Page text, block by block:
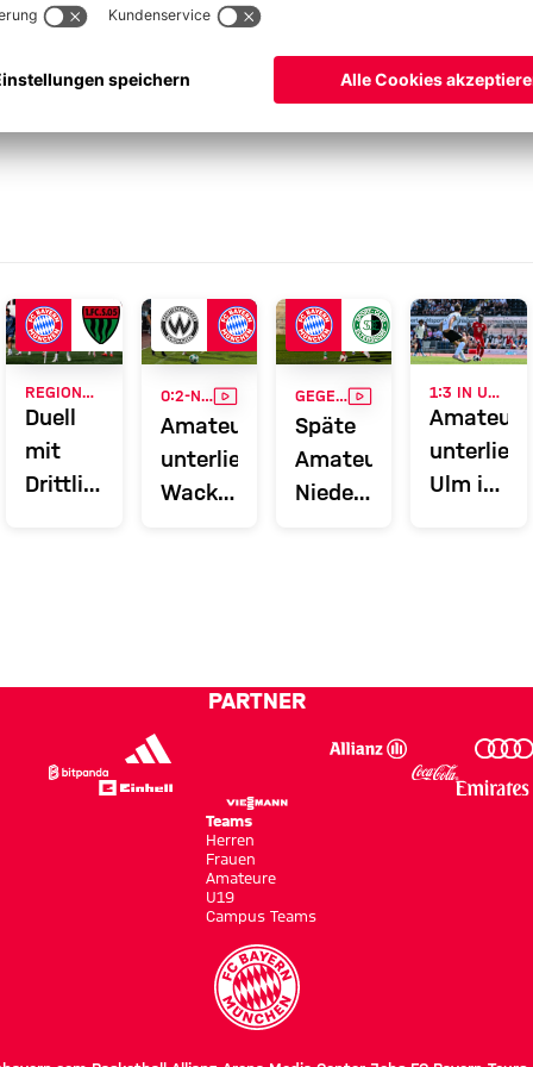
Duell
mit
Drittligabsteiger:
0:2-NIEDERLAGEVIDEO
Amateure
unterliegen
Wacker
GEGEN ELTERSDORFVIDEO
Späte
Amateure-
Niederlage
Amateure
Ulm in
PARTNER
Teams
Herren
Frauen
Amateure
U19
Campus Teams